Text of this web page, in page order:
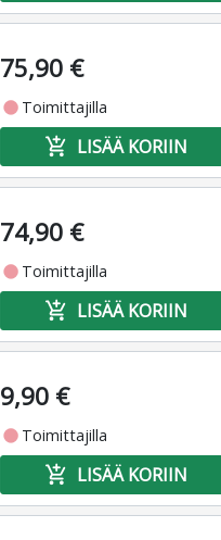
75,90 €
fiber_manual_record Toimittajilla
add_shopping_cart LISÄÄ KORIIN
74,90 €
fiber_manual_record Toimittajilla
add_shopping_cart LISÄÄ KORIIN
9,90 €
fiber_manual_record Toimittajilla
add_shopping_cart LISÄÄ KORIIN